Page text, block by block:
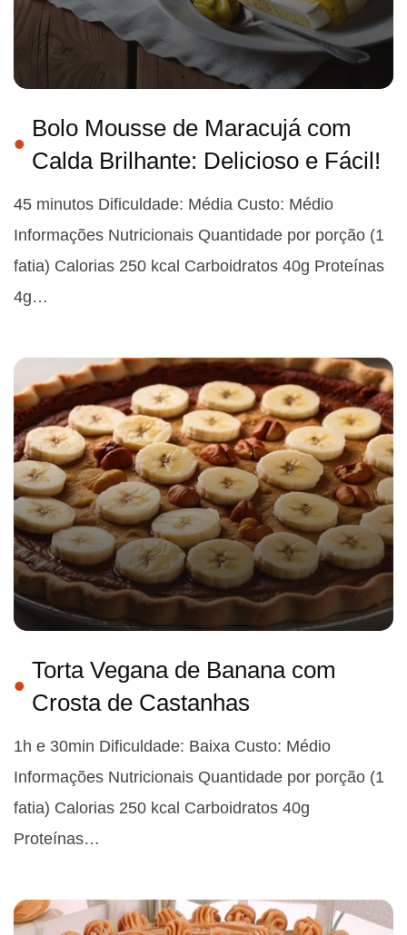
Bolo Mousse de Maracujá com
Calda Brilhante: Delicioso e Fácil!
45 minutos Dificuldade: Média Custo: Médio
Informações Nutricionais Quantidade por porção (1
fatia) Calorias 250 kcal Carboidratos 40g Proteínas
4g…
Torta Vegana de Banana com
Crosta de Castanhas
1h e 30min Dificuldade: Baixa Custo: Médio
Informações Nutricionais Quantidade por porção (1
fatia) Calorias 250 kcal Carboidratos 40g
Proteínas…